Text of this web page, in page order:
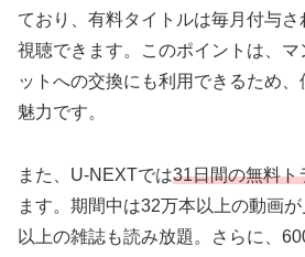
ており、有料タイトルは毎月付与
視聴できます。このポイントは、
ットへの交換にも利用できるため
魅力です。
また、U-NEXTでは31日間の無料ト
ます。期間中は32万本以上の動画
以上の雑誌も読み放題。さらに、